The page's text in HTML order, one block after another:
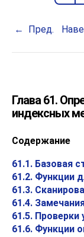
Пред.
Глава 61.
индексных
Содержание
61.1. Базовая
61.2. Функции
61.3.
61.4.
61.5. Проверки
61.6. Функции